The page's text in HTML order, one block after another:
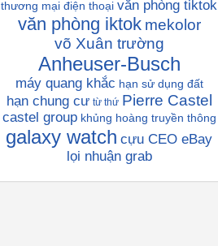
thương mại điện thoại văn phòng tiktok
văn phòng iktok mekolor
võ Xuân trường
Anheuser-Busch
máy quang khắc hạn sử dụng đất
hạn chung cư từ thứ Pierre Castel
castel group khủng hoàng truyền thông
galaxy watch cựu CEO eBay
lọi nhuận grab